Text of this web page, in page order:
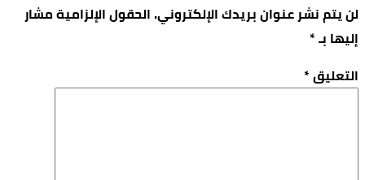
لن يتم نشر عنوان بريدك الإلكتروني.الحقول الإلزامية مشار
إليها بـ*
التعليق*